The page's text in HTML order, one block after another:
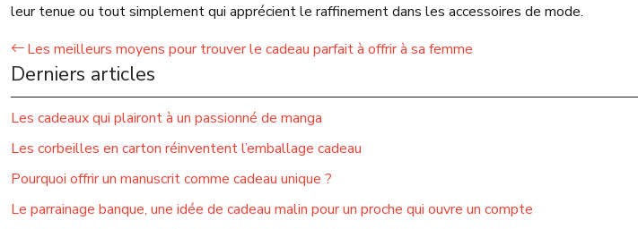
leur tenue ou tout simplement qui apprécient le raffinement dans les accessoires de mode.
Les meilleurs moyens pour trouver le cadeau parfait à offrir à sa femme
Derniers articles
Les cadeaux qui plairont à un passionné de manga
Les corbeilles en carton réinventent l’emballage cadeau
Pourquoi offrir un manuscrit comme cadeau unique ?
Le parrainage banque, une idée de cadeau malin pour un proche qui ouvre un compte